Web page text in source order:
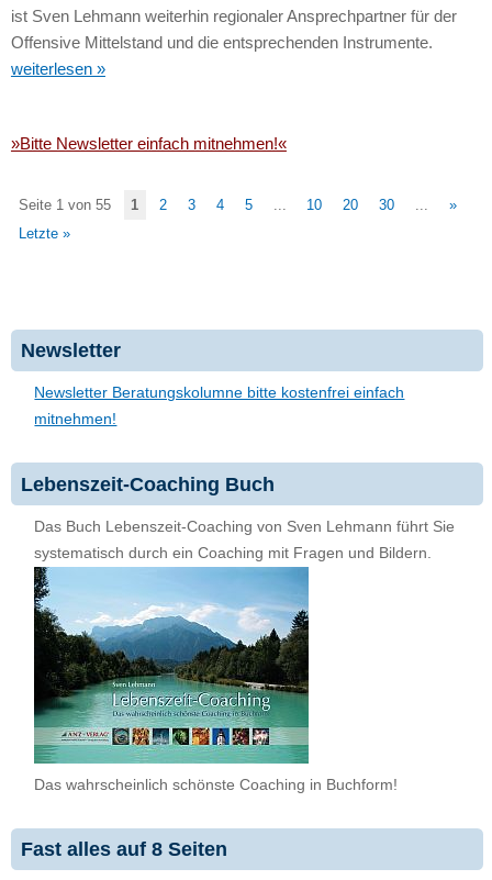
ist Sven Lehmann weiterhin regionaler Ansprechpartner für der
Offensive Mittelstand und die entsprechenden Instrumente.
weiterlesen »
»Bitte Newsletter einfach mitnehmen!«
Seite 1 von 55 1 2 3 4 5 10 20 30
»
Letzte »
Newsletter
Newsletter Beratungskolumne bitte kostenfrei einfach
mitnehmen!
Lebenszeit-Coaching Buch
Das Buch Lebenszeit-Coaching von Sven Lehmann führt Sie
systematisch durch ein Coaching mit Fragen und Bildern.
Das wahrscheinlich schönste Coaching in Buchform!
Fast alles auf 8 Seiten